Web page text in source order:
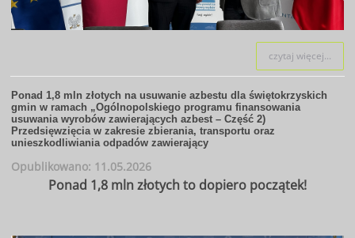
czytaj więcej...
Ponad 1,8 mln złotych na usuwanie azbestu dla świętokrzyskich
gmin w ramach „Ogólnopolskiego programu finansowania
usuwania wyrobów zawierających azbest – Część 2)
Przedsięwzięcia w zakresie zbierania, transportu oraz
unieszkodliwiania odpadów zawierający
Opublikowano: 11.05.2026
Ponad 1,8 mln złotych to dopiero początek!